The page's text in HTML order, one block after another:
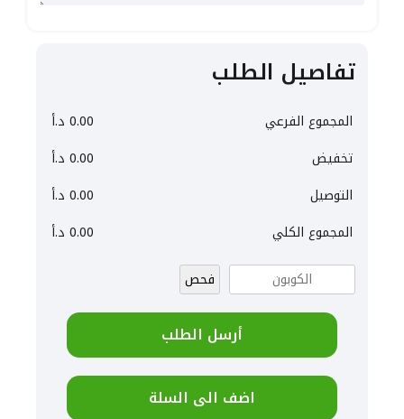
تفاصيل الطلب
المجموع الفرعي 0.00 د.أ
تخفيض
0.00 د.أ
التوصيل
0.00 د.أ
المجموع الكلي
0.00 د.أ
فحص
أرسل الطلب
اضف الى السلة